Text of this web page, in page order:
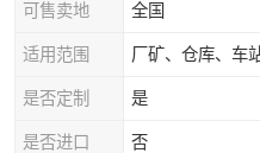
可售卖地 全国
适用范围
是否定制 是
是否进口 否